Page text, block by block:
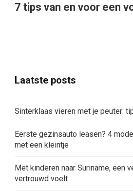
7 tips van en voor een
Laatste posts
Sinterklaas vieren met je peuter:
Eerste gezinsauto leasen? 4
met een kleintje
Met kinderen naar Suriname, een
vertrouwd voelt